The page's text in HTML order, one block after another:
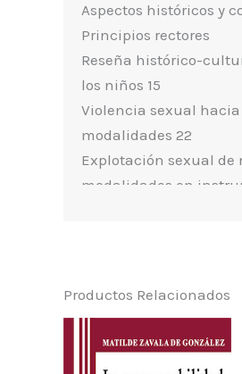
Aspectos históricos y
Principios rectores
Reseña histórico-
los niños 15
Violencia sexual
modalidades 22
Explotación sexual de
modalidades en
y crean significado 34
Principios y
Productos Relacionados